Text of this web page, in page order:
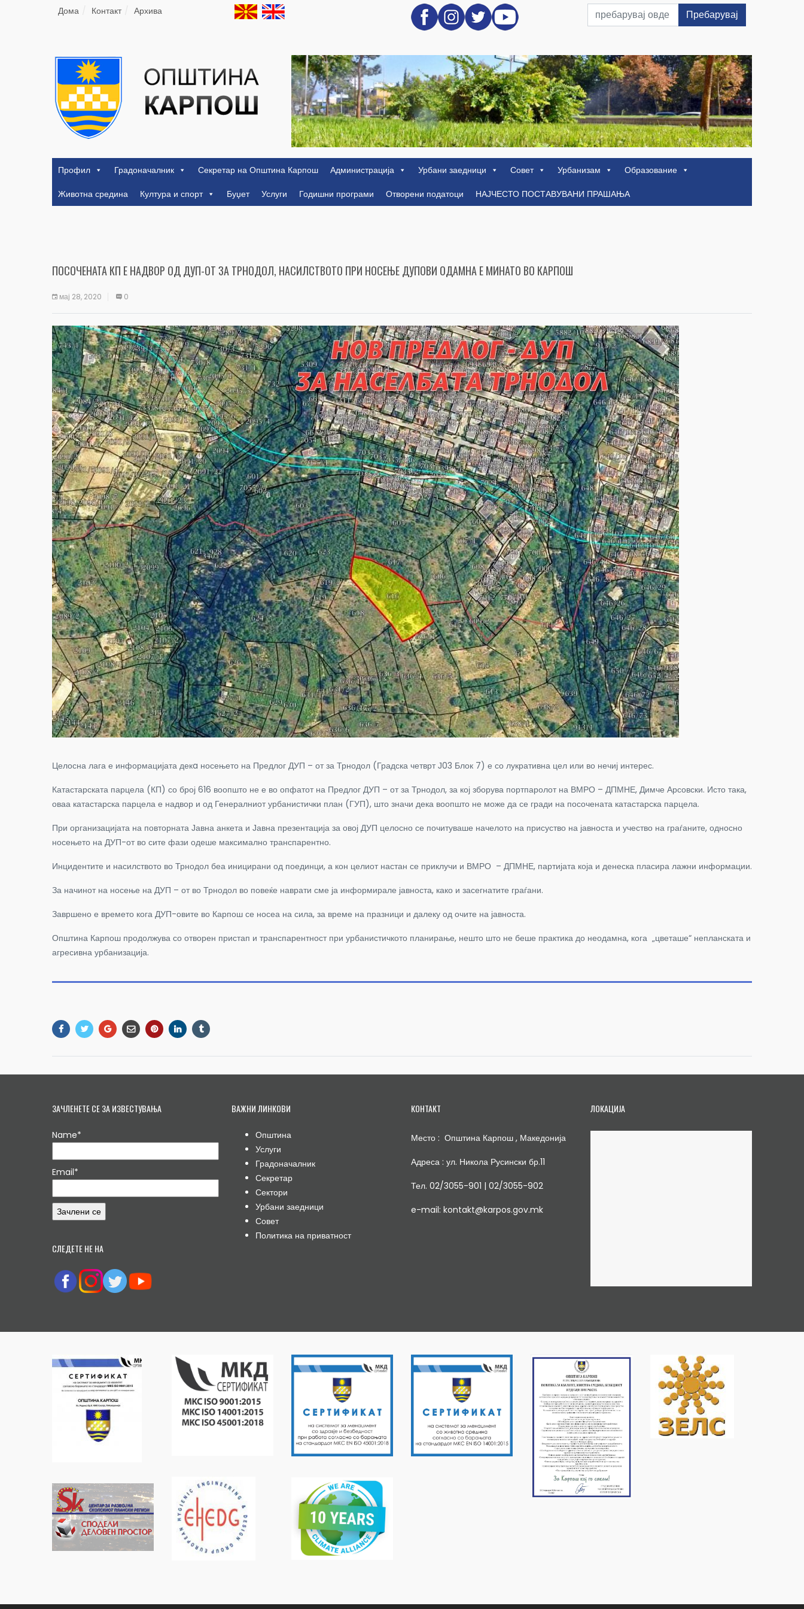
Дома Контакт Архива Пребарувај
Профил Градоначалник Секретар на Општина Карпош Администрација Урбани заедници Совет Урбанизам
Образование
Животна средина
Култура и спорт Буџет Услуги Годишни програми Отворени податоци НАЈЧЕСТО ПОСТАВУВАНИ ПРАШАЊА
ПОСОЧЕНАТА КП Е НАДВОР ОД ДУП-ОТ ЗА ТРНОДОЛ, НАСИЛСТВОТО ПРИ НОСЕЊЕ ДУПОВИ ОДАМНА Е МИНАТО ВО КАРПОШ
мај 28, 2020 0
Целосна лага е информацијата декa носењето на Предлог ДУП – от за Трнодол (Градска четврт Ј03 Блок 7) е со лукративна цел или во нечиј интерес.
Катастарската парцела (КП) со број 616 воопшто не е во опфатот на Предлог ДУП – от за Трнодол, за кој зборува портпаролот на ВМРО – ДПМНЕ, Димче Арсовски. Исто така,
оваа катастарска парцела е надвор и од Генералниот урбанистички план (ГУП), што значи дека воопшто не може да се гради на посочената катастарска парцела.
При организацијата на повторната Јавна анкета и Јавна презентација за овој ДУП целосно се почитуваше начелото на присуство на јавноста и учество на граѓаните, односно
носењето на ДУП-от во сите фази одеше максимално транспарентно.
Инцидентите и насилството во Трнодол беа иницирани од поединци, а кон целиот настан се приклучи и ВМРО – ДПМНЕ, партијата која и денеска пласира лажни информации.
За начинот на носење на ДУП – от во Трнодол во повеќе наврати сме ја информирале јавноста, како и засегнатите граѓани.
Завршено е времето кога ДУП-овите во Карпош се носеа на сила, за време на празници и далеку од очите на јавноста.
Општина Карпош продолжува со отворен пристап и транспарентност при урбанистичкото планирање, нешто што не беше практика до неодамна, кога „цветаше“ непланската и
агресивна урбанизација.
ЗАЧЛЕНЕТЕ СЕ ЗА ИЗВЕСТУВАЊА
Name*
Email*
СЛЕДЕТЕ НЕ НА
ВАЖНИ ЛИНКОВИ
Општина
Услуги
Градоначалник
Секретар
Сектори
Урбани заедници
Совет
Политика на приватност
КОНТАКТ
Место : Општина Карпош , Македонија
Адреса : ул. Никола Русински бр.11
Тел. 02/3055-901 | 02/3055-902
e-mail: kontakt@karpos.gov.mk
ЛОКАЦИЈА